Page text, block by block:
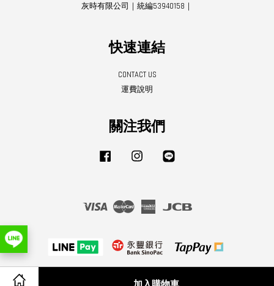
灰時有限公司｜統編53940158｜
快速連結
CONTACT US
運費說明
關注我們
Facebook Instagram
Visa Master
American
隱私政策|退款政策